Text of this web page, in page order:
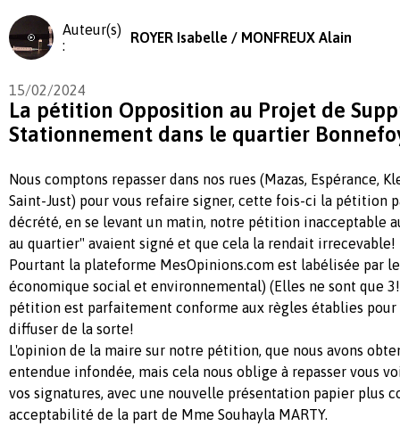
Auteur(s)
:
ROYER Isabelle / MONFREUX Alain
15/02/2024
La pétition Opposition au Projet de
Stationnement dans le quartier
Nous comptons repasser dans nos rues (Mazas, Espérance,
Saint-Just) pour vous refaire signer, cette fois-ci la pétition
décrété, en se levant un matin, notre pétition inacceptable
au quartier" avaient signé et que cela la rendait irrecevable!
Pourtant la plateforme MesOpinions.com est labélisée par le
économique social et environnemental) (Elles ne sont que
pétition est parfaitement conforme aux règles établies
diffuser de la sorte!
L'opinion de la maire sur notre pétition, que nous avons
entendue infondée, mais cela nous oblige à repasser vous
vos signatures, avec une nouvelle présentation papier plus
acceptabilité de la part de Mme Souhayla MARTY.